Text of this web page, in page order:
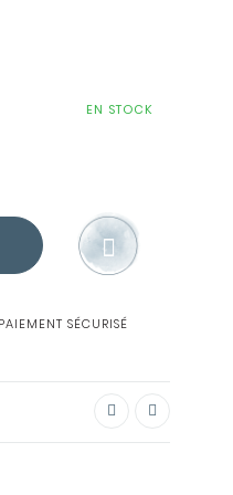
EN STOCK
PAIEMENT SÉCURISÉ